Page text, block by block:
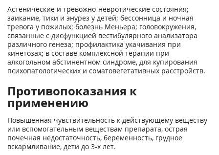
Астенические и тревожно-невротические состояния;
заикание, тики и энурез у детей; бессонница и ночная
тревога у пожилых; болезнь Меньера; головокружения,
связанные с дисфункцией вестибулярного анализатора
различного генеза; профилактика укачивания при
кинетозах; в составе комплексной терапии при
алкогольном абстинентном синдроме, для купирования
психопатологических и соматовегетативных расстройств.
Противопоказания к
применению
Повышенная чувствительность к действующему веществу
или вспомогательным веществам препарата, острая
почечная недостаточность, беременность, грудное
вскармливание, дети до 3-х лет.